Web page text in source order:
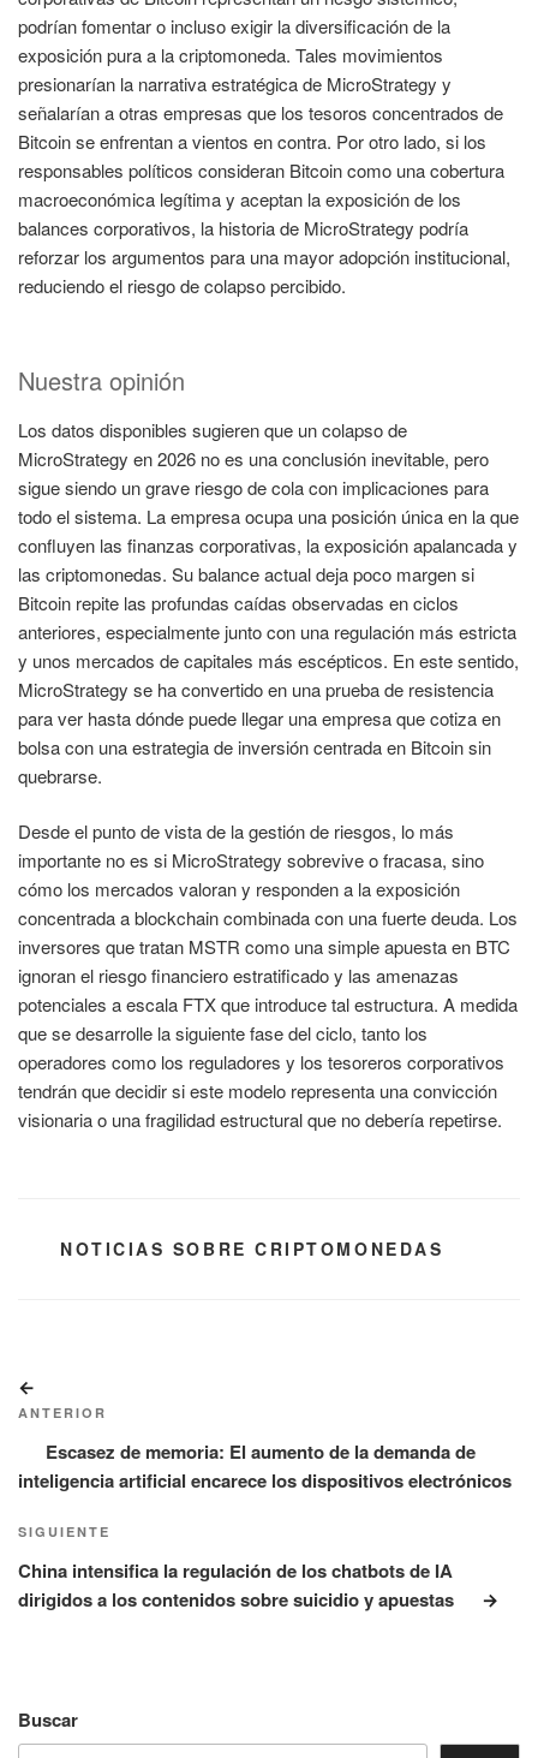
podrían fomentar o incluso exigir la diversificación de la
exposición pura a la criptomoneda. Tales movimientos
presionarían la narrativa estratégica de MicroStrategy y
señalarían a otras empresas que los tesoros concentrados de
Bitcoin se enfrentan a vientos en contra. Por otro lado, si los
responsables políticos consideran Bitcoin como una cobertura
macroeconómica legítima y aceptan la exposición de los
balances corporativos, la historia de MicroStrategy podría
reforzar los argumentos para una mayor adopción institucional,
reduciendo el riesgo de colapso percibido.
Nuestra opinión
Los datos disponibles sugieren que un colapso de
MicroStrategy en 2026 no es una conclusión inevitable, pero
sigue siendo un grave riesgo de cola con implicaciones para
todo el sistema. La empresa ocupa una posición única en la que
confluyen las finanzas corporativas, la exposición apalancada y
las criptomonedas. Su balance actual deja poco margen si
Bitcoin repite las profundas caídas observadas en ciclos
anteriores, especialmente junto con una regulación más estricta
y unos mercados de capitales más escépticos. En este sentido,
MicroStrategy se ha convertido en una prueba de resistencia
para ver hasta dónde puede llegar una empresa que cotiza en
bolsa con una estrategia de inversión centrada en Bitcoin sin
quebrarse.
Desde el punto de vista de la gestión de riesgos, lo más
importante no es si MicroStrategy sobrevive o fracasa, sino
cómo los mercados valoran y responden a la exposición
concentrada a blockchain combinada con una fuerte deuda. Los
inversores que tratan MSTR como una simple apuesta en BTC
ignoran el riesgo financiero estratificado y las amenazas
potenciales a escala FTX que introduce tal estructura. A medida
que se desarrolle la siguiente fase del ciclo, tanto los
operadores como los reguladores y los tesoreros corporativos
tendrán que decidir si este modelo representa una convicción
visionaria o una fragilidad estructural que no debería repetirse.
CATEGORÍAS
NOTICIAS SOBRE CRIPTOMONEDAS
de
entradas
anterior:
ANTERIOR
Escasez de memoria: El aumento de la demanda de
inteligencia artificial encarece los dispositivos electrónicos
Siguiente
entrada
SIGUIENTE
China intensifica la regulación de los chatbots de IA
dirigidos a los contenidos sobre suicidio y apuestas
Buscar